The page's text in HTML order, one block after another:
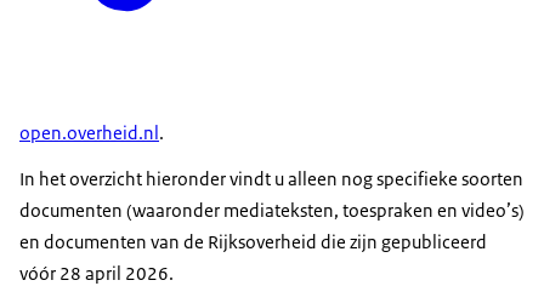
open.overheid.nl.
In het overzicht hieronder vindt u alleen nog specifieke soorten
documenten (waaronder mediateksten, toespraken en video’s)
en documenten van de Rijksoverheid die zijn gepubliceerd
vóór 28 april 2026.